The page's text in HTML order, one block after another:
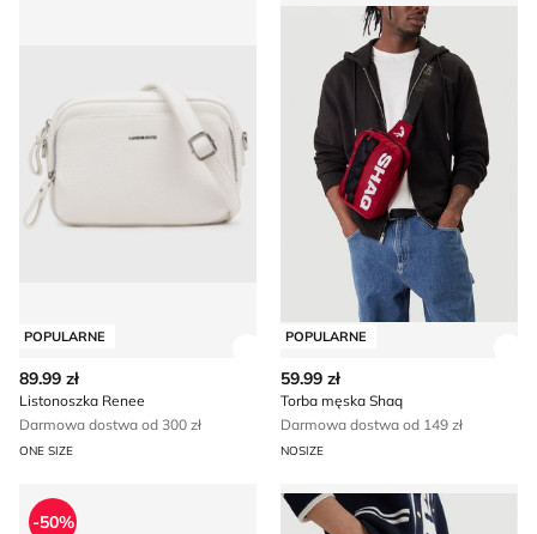
POPULARNE
89.99 zł
Listonoszka Renee
Darmowa dostwa od 300 zł
ONE SIZE
POPULARNE
59.99 zł
Torba męska Shaq
Darmowa dostwa od 149 zł
NOSIZE
Walizka
-50%
Kuferek elegancki BEVERLY